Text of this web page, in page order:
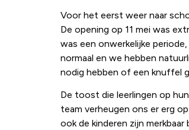
Voor het eerst weer naar
De opening op 11 mei was
was een onwerkelijke
normaal en we hebben
nodig hebben of een knuffel
De toost die leerlingen op
team verheugen ons er erg
ook de kinderen zijn